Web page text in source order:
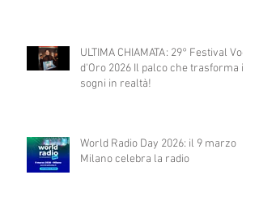
ULTIMA CHIAMATA: 29° Festival Voci
d'Oro 2026 Il palco che trasforma i
sogni in realtà!
World Radio Day 2026: il 9 marzo
Milano celebra la radio